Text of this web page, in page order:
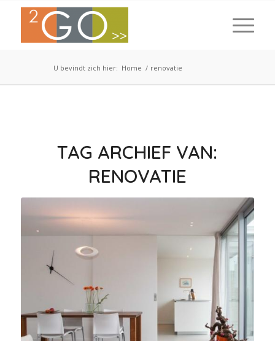
U bevindt zich hier: Home / renovatie
TAG ARCHIEF VAN:
RENOVATIE